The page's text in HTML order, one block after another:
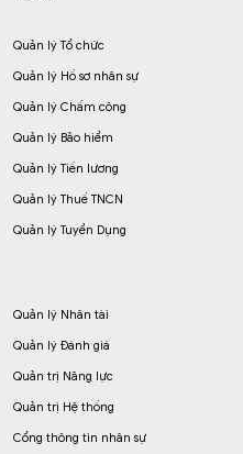
Quản lý Tổ chức
Quản lý Hồ sơ nhân sự
Quản lý Chấm công
Quản lý Bảo hiểm
Quản lý Tiền lương
Quản lý Thuế TNCN
Quản lý Tuyển Dụng
Quản lý Nhân tài
Quản lý Đánh giá
Quản trị Năng lực
Quản trị Hệ thống
Cổng thông tin nhân sự